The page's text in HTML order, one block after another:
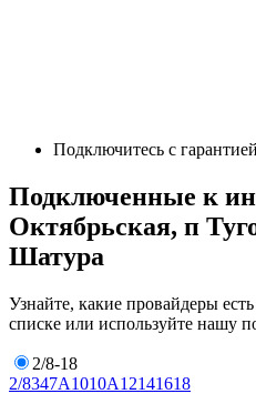
Подключитесь с
Подключенные к
Октябрьская, п
Шатура
Узнайте, какие провайдеры
списке или используйте нашу
2/8-18
2/8347А1010А12141618